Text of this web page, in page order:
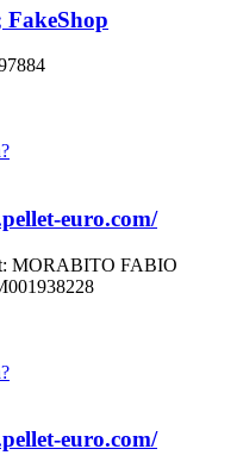
FakeShop
euro.com/
MORABITO FABIO
euro.com/